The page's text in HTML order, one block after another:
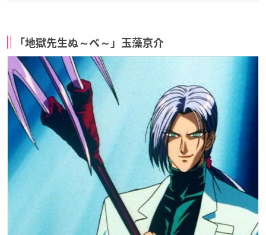
「地獄先生ぬ～べ～」玉藻京介